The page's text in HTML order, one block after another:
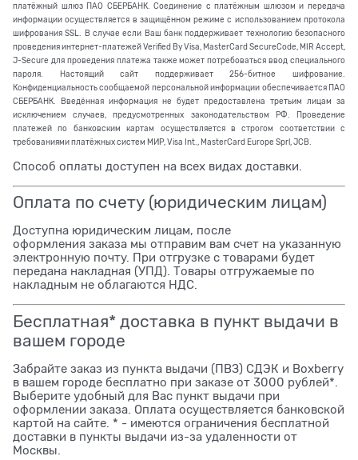
платёжный шлюз ПАО СБЕРБАНК. Соединение с платёжным шлюзом и передача
информации осуществляется в защищённом режиме с использованием протокола
шифрования SSL. В случае если Ваш банк поддерживает технологию безопасного
проведения интернет-платежей Verified By Visa, MasterCard SecureCode, MIR Accept,
J-Secure для проведения платежа также может потребоваться ввод специального
пароля. Настоящий сайт поддерживает 256-битное шифрование.
Конфиденциальность сообщаемой персональной информации обеспечивается ПАО
СБЕРБАНК. Введённая информация не будет предоставлена третьим лицам за
исключением случаев, предусмотренных законодательством РФ. Проведение
платежей по банковским картам осуществляется в строгом соответствии с
требованиями платёжных систем МИР, Visa Int., MasterCard Europe Sprl, JCB.
Способ оплаты доступен на всех видах доставки.
Оплата по счету (юридическим лицам)
Доступна юридическим лицам, после
оформления заказа мы отправим вам счет на указанную
электронную почту. При отгрузке с товарами будет
передана накладная (УПД). Товары отгружаемые по
накладным не облагаются НДС.
Бесплатная* доставка в пункт выдачи в
вашем городе
Забрайте заказ из пункта выдачи (ПВЗ) СДЭК и Boxberry
в вашем городе бесплатно при заказе от 3000 рублей*.
Выберите удобный для Вас пункт выдачи при
оформлении заказа. Оплата осуществляется банковской
картой на сайте. * - имеются ограничения бесплатной
доставки в пункты выдачи из-за удаленности от
Москвы.